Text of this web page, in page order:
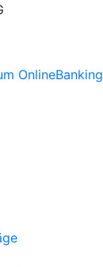
OnlineBanking